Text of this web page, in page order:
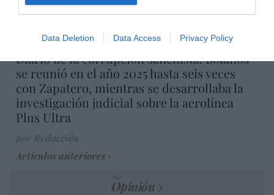
Data Deletion Data Access Privacy Policy
Diario de la corrupción sanchista. Bolaños
se reunió en el año 2025 hasta seis veces
con Zapatero, mientras se desarrollaba la
investigación judicial sobre la aerolínea
Plus Ultra
Artículos anteriores
Opinión